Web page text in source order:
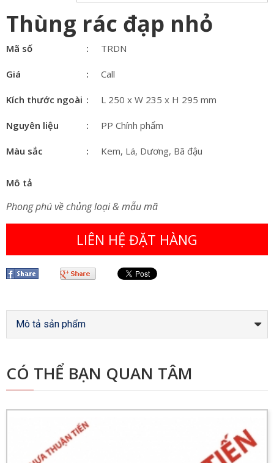
Thùng rác đạp nhỏ
Mã số TRDN
Giá Call
Kích thước ngoài L 250 x W 235 x H 295 mm
Nguyên liệu PP Chính phẩm
Màu sắc Kem, Lá, Dương, Bã đậu
Mô tả
Phong phú về chủng loại & mẫu mã
LIÊN HỆ ĐẶT HÀNG
Mô tả sản phẩm
CÓ THỂ BẠN QUAN TÂM